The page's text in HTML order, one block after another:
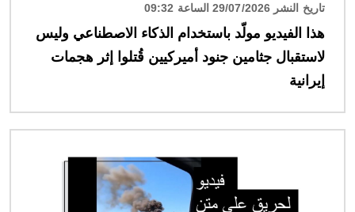
تاريخ النشر 29/07/2026 الساعة 09:32
هذا الفيديو مولّد باستخدام الذكاء الاصطناعي وليس
لاستقبال جثامين جنود أميركيين قُتلوا إثر هجمات
إيرانية